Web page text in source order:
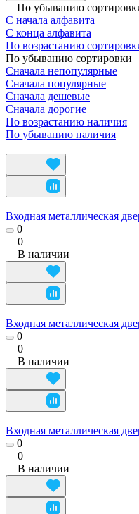
По убыванию
С начала алфавита
С конца алфавита
По возрастанию
По убыванию сортировки
Сначала непопулярные
Сначала популярные
Сначала дешевые
Сначала дорогие
По возрастанию наличия
По убыванию наличия
Входная металлическая
0
0
В наличии
Входная металлическая
0
0
В наличии
Входная металлическая
0
0
В наличии